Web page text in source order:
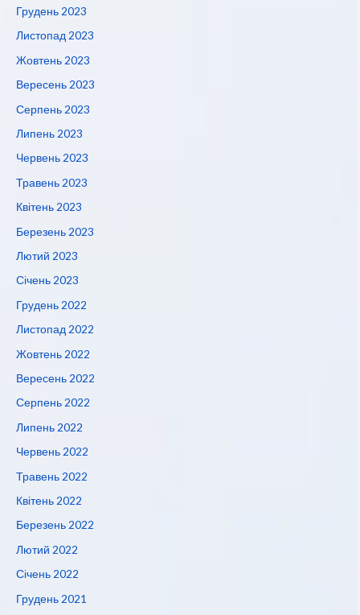
Грудень 2023
Листопад 2023
Жовтень 2023
Вересень 2023
Серпень 2023
Липень 2023
Червень 2023
Травень 2023
Квітень 2023
Березень 2023
Лютий 2023
Січень 2023
Грудень 2022
Листопад 2022
Жовтень 2022
Вересень 2022
Серпень 2022
Липень 2022
Червень 2022
Травень 2022
Квітень 2022
Березень 2022
Лютий 2022
Січень 2022
Грудень 2021